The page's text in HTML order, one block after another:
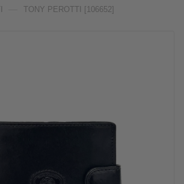
TONY PEROTTI [106652]